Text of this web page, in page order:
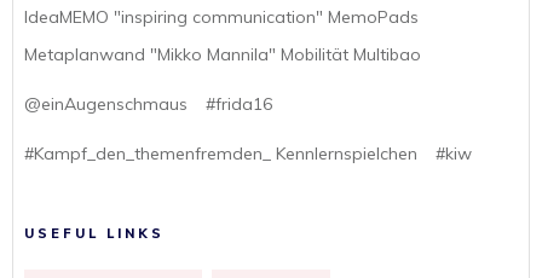
IdeaMEMO "inspiring communication" MemoPads
Metaplanwand "Mikko Mannila" Mobilität Multibao
@einAugenschmaus #frida16
#Kampf_den_themenfremden_ Kennlernspielchen #kiw
USEFUL LINKS